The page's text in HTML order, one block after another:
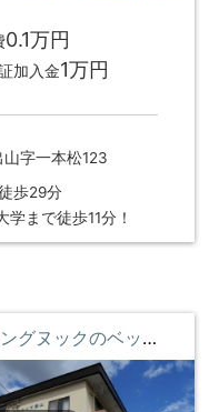
0.1万円
加入金1万円
字一本松123
歩29分
まで徒歩11分！
【サンライズ郡山】リーディングヌックのベッドがある部屋 ②階 **即入居募集中**